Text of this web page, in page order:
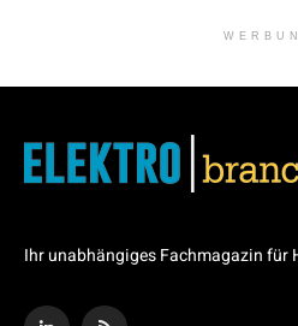
Ihr unabhängiges Fachmagazin für